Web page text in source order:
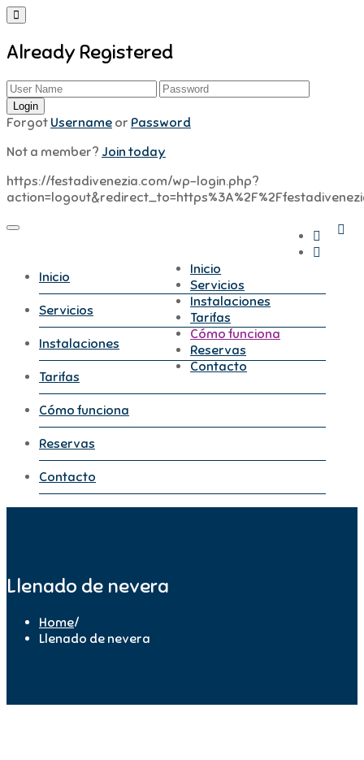
Already Registered
Forgot Username or Password
Not a member? Join today
https://festadivenezia.com/wp-login.php?
Inicio
Servicios
Instalaciones
Tarifas
Cómo funciona
Reservas
Contacto
Inicio
Servicios
Instalaciones
Tarifas
Cómo funciona
Reservas
Contacto
Llenado de nevera
Home/
Llenado de nevera